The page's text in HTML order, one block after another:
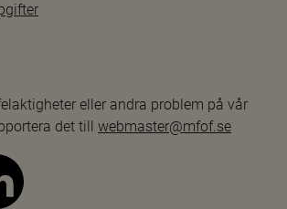
eller andra problem på vår
det till webmaster@mfof.se